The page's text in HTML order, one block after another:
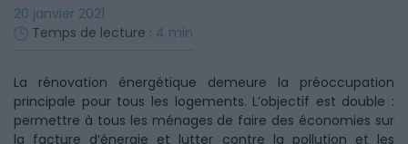
20 janvier 2021
Temps de lecture : 4 min
La rénovation énergétique demeure la préoccupation
principale pour tous les logements. L’objectif est double :
permettre à tous les ménages de faire des économies sur
la facture d’énergie et lutter contre la pollution et les